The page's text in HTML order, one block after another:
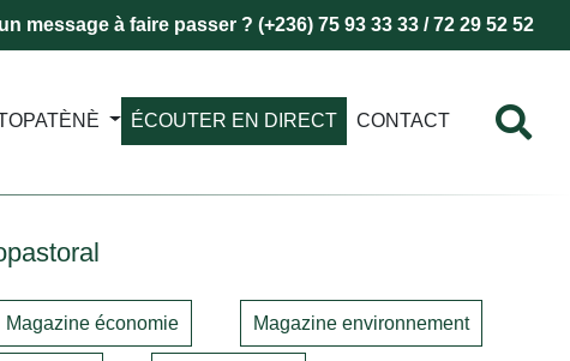
message à faire passer ? (+236) 75 93 33 33 / 72 29 52 52
ÉCOUTER EN DIRECT CONTACT
Magazine économie Magazine environnement